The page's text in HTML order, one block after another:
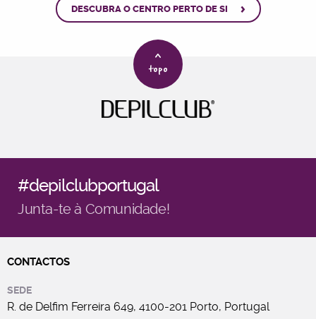
DESCUBRA O CENTRO PERTO DE SI >
>
topo
#depilclubportugal
Junta-te à Comunidade!
CONTACTOS
SEDE
R. de Delfim Ferreira 649, 4100-201 Porto, Portugal